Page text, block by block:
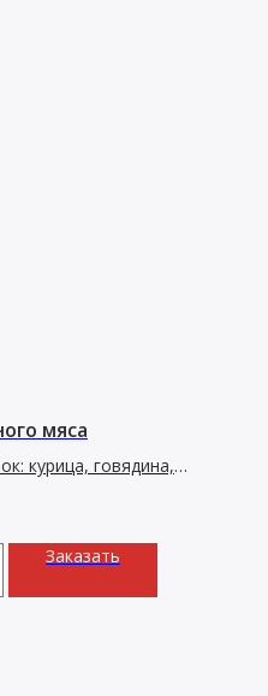
мяса
курица, говядина,
Заказать